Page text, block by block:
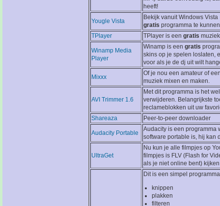
heeft!
Yougle Vista
Bekijk vanuit Windows
gratis programma te
TPlayer
TPlayer is een gratis
Winamp Media
Player
Winamp is een gratis
skins op je spelen loslaten,
voor als je de dj uit wilt
Mixxx
Of je nou een amateur of
muziek mixen en maken.
AVI Trimmer 1.6
Met dit programma is het
verwijderen. Belangrijkste
reclameblokken uit uw
Shareaza
Peer-to-peer downloader
Audacity Portable
Audacity is een programma
software portable is, hij kan
UltraGet
Nu kun je alle filmpjes op
filmpjes is FLV (Flash for
als je niet online bent)
Dit is een simpel
knippen
plakken
filteren